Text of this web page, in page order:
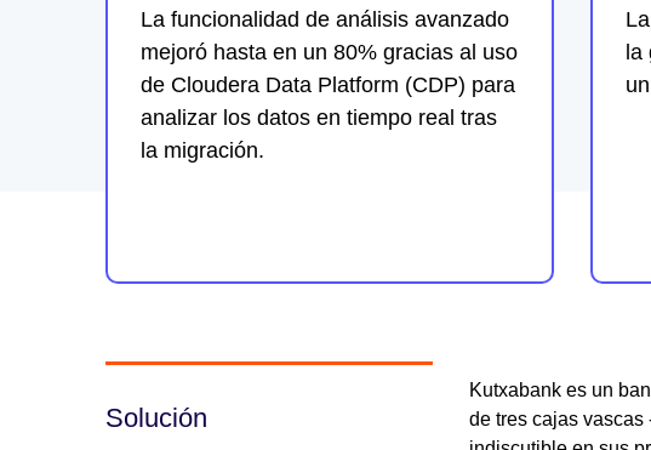
La funcionalidad de análisis avanzado
mejoró hasta en un 80% gracias al uso
de Cloudera Data Platform (CDP) para
analizar los datos en tiempo real tras
la migración.
la
Solución
Kutxabank es un
de tres cajas